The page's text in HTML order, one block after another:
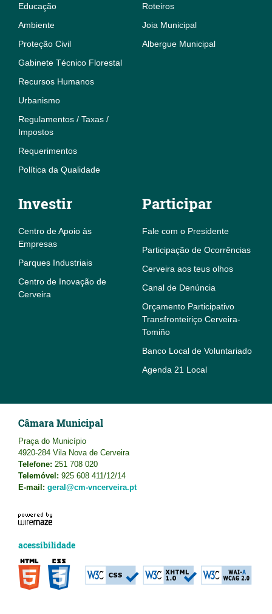
Educação
Ambiente
Proteção Civil
Gabinete Técnico Florestal
Recursos Humanos
Urbanismo
Regulamentos / Taxas /
Impostos
Requerimentos
Política da Qualidade
Roteiros
Joia Municipal
Albergue Municipal
Investir
Centro de Apoio às
Empresas
Parques Industriais
Centro de Inovação de
Cerveira
Participar
Fale com o Presidente
Participação de Ocorrências
Cerveira aos teus olhos
Canal de Denúncia
Orçamento Participativo
Transfronteiriço Cerveira-
Tomiño
Banco Local de Voluntariado
Agenda 21 Local
Câmara Municipal
Praça do Município
4920-284 Vila Nova de Cerveira
Telefone: 251 708 020
Telemóvel: 925 608 411/12/14
E-mail: geral@cm-vncerveira.pt
acessibilidade